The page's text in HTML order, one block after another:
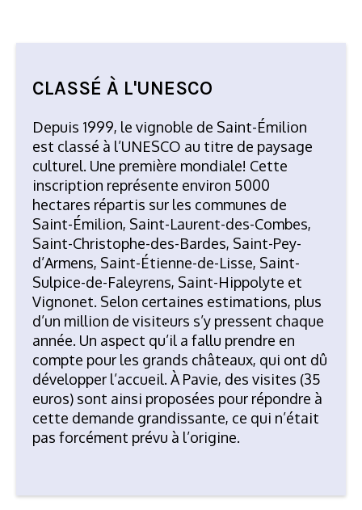
CLASSÉ À L'UNESCO
Depuis 1999, le vignoble de Saint-Émilion
est classé à l’UNESCO au titre de paysage
culturel. Une première mondiale! Cette
inscription représente environ 5000
hectares répartis sur les communes de
Saint-Émilion, Saint-Laurent-des-Combes,
Saint-Christophe-des-Bardes, Saint-Pey-
d’Armens, Saint-Étienne-de-Lisse, Saint-
Sulpice-de-Faleyrens, Saint-Hippolyte et
Vignonet. Selon certaines estimations, plus
d’un million de visiteurs s’y pressent chaque
année. Un aspect qu’il a fallu prendre en
compte pour les grands châteaux, qui ont dû
développer l’accueil. À Pavie, des visites (35
euros) sont ainsi proposées pour répondre à
cette demande grandissante, ce qui n’était
pas forcément prévu à l’origine.